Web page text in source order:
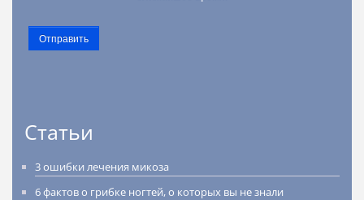
Отправить
Статьи
3 ошибки лечения микоза
6 фактов о грибке ногтей, о которых вы не знали